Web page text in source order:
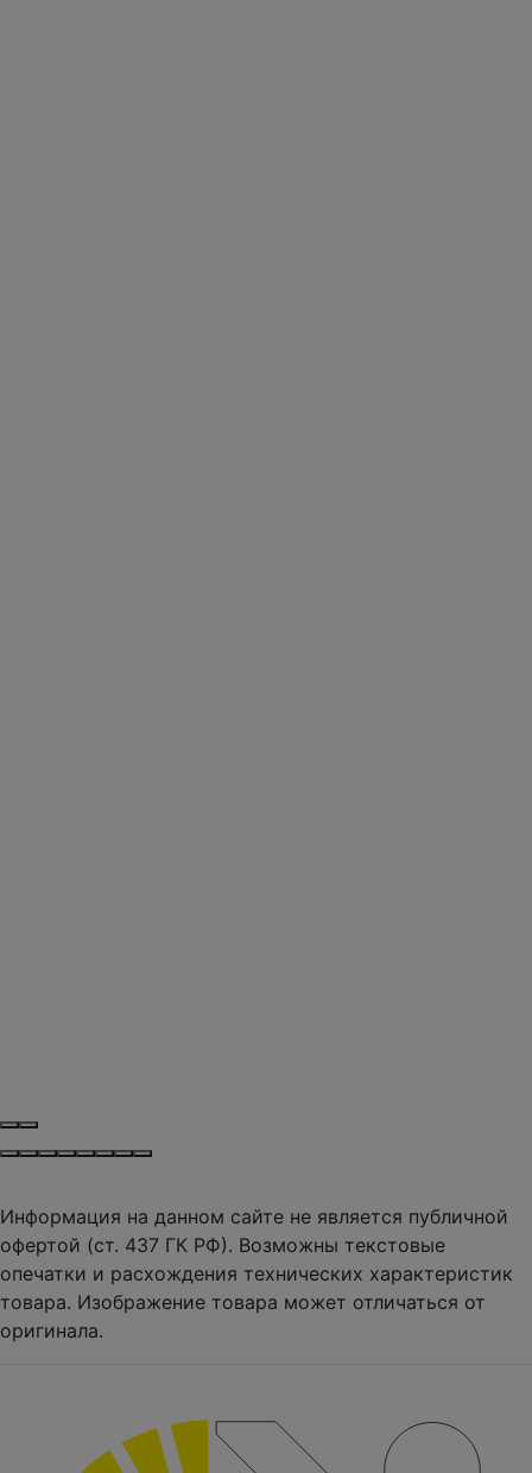
Информация на данном сайте не является публичной
офертой (ст. 437 ГК РФ). Возможны текстовые
опечатки и расхождения технических характеристик
товара. Изображение товара может отличаться от
оригинала.